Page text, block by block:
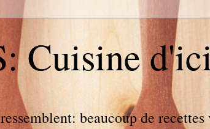
Cuisine
beaucoup de